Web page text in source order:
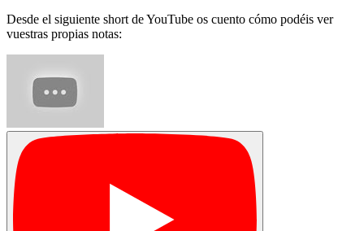
Desde el siguiente short de YouTube os cuento cómo podéis ver
vuestras propias notas: